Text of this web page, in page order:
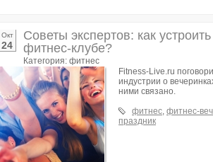
Окт
24
Советы экспертов: как
фитнес-клубе?
Категория: фитнес
Fitness-Live.ru
индустрии о
ними связано.
фитнес, фитнес-
праздник